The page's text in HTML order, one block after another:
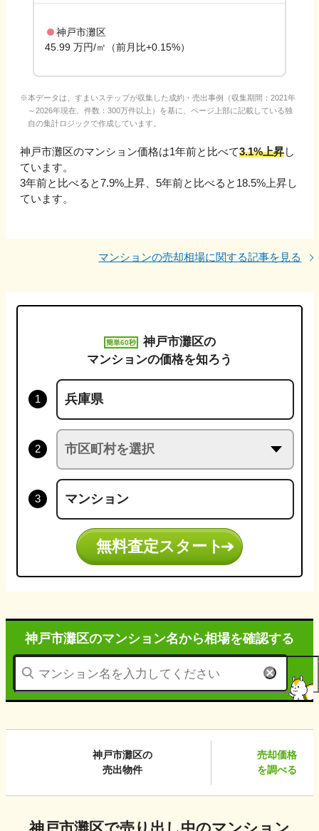
神戸市灘区
45.99 万円/㎡（前月比+0.15%）
本データは、すまいステップが収集した成約・売出事例（収集期間：2021年
～2026年現在、件数：300万件以上）を基に、ページ上部に記載している独
自の集計ロジックで作成しています。
神戸市灘区のマンション価格は1年前と比べて3.1%上昇し
ています。
3年前と比べると7.9%上昇 5年前と比べると 18.5%上昇し
ています。
マンションの売却相場に関する記事を見る
簡単60秒 神戸市灘区の
マンションの価格を知ろう
無料査定スタート
神戸市灘区のマンション名から相場を確認する
神戸市灘区の
売出物件
売却価格
を調べる